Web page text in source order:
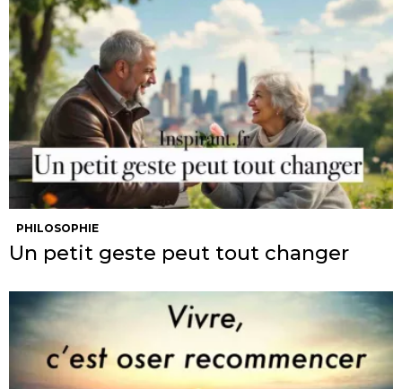
PHILOSOPHIE
Un petit geste peut tout changer